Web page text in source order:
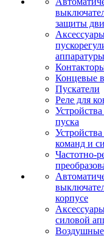
защиты
аппаратуры
Концевые
Пускатели
Реле для
пуска
команд и
Частотно-
корпусе
силовой
Воздушные